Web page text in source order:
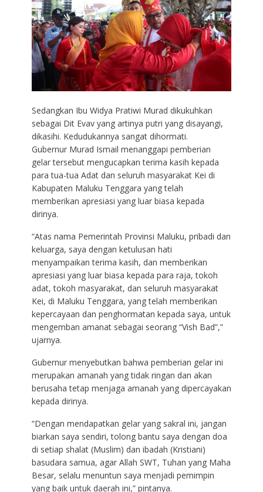
Sedangkan Ibu Widya Pratiwi Murad dikukuhkan
sebagai Dit Evav yang artinya putri yang disayangi,
dikasihi. Kedudukannya sangat dihormati.
Gubernur Murad Ismail menanggapi pemberian
gelar tersebut mengucapkan terima kasih kepada
para tua-tua Adat dan seluruh masyarakat Kei di
Kabupaten Maluku Tenggara yang telah
memberikan apresiasi yang luar biasa kepada
dirinya.
“Atas nama Pemerintah Provinsi Maluku, pribadi dan
keluarga, saya dengan ketulusan hati
menyampaikan terima kasih, dan memberikan
apresiasi yang luar biasa kepada para raja, tokoh
adat, tokoh masyarakat, dan seluruh masyarakat
Kei, di Maluku Tenggara, yang telah memberikan
kepercayaan dan penghormatan kepada saya, untuk
mengemban amanat sebagai seorang “Vish Bad”,”
ujarnya.
Gubernur menyebutkan bahwa pemberian gelar ini
merupakan amanah yang tidak ringan dan akan
berusaha tetap menjaga amanah yang dipercayakan
kepada dirinya.
“Dengan mendapatkan gelar yang sakral ini, jangan
biarkan saya sendiri, tolong bantu saya dengan doa
di setiap shalat (Muslim) dan ibadah (Kristiani)
basudara samua, agar Allah SWT, Tuhan yang Maha
Besar, selalu menuntun saya menjadi pemimpin
yang baik untuk daerah ini,” pintanya.